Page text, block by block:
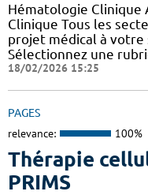
Hématologie Clinique
Clinique Tous les
projet médical à votre
Sélectionnez une
18/02/2026 15:25
PAGES
relevance: 100%
Thérapie
PRIMS